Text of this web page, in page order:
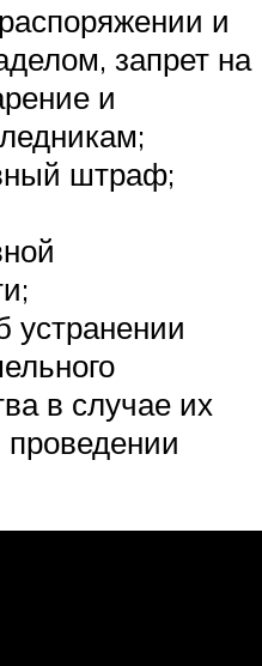
и
запрет на
и
штраф;
устранении
в случае их